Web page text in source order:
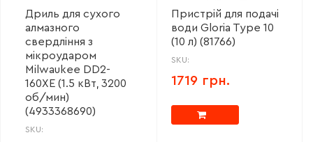
Дриль для сухого
алмазного
свердління з
мікроударом
Milwaukee DD2-
160XE (1.5 кВт, 3200
об/мин)
(4933368690)
SKU:
Пристрій для подачі
води Gloria Type 10
(10 л) (81766)
SKU:
1719 грн.